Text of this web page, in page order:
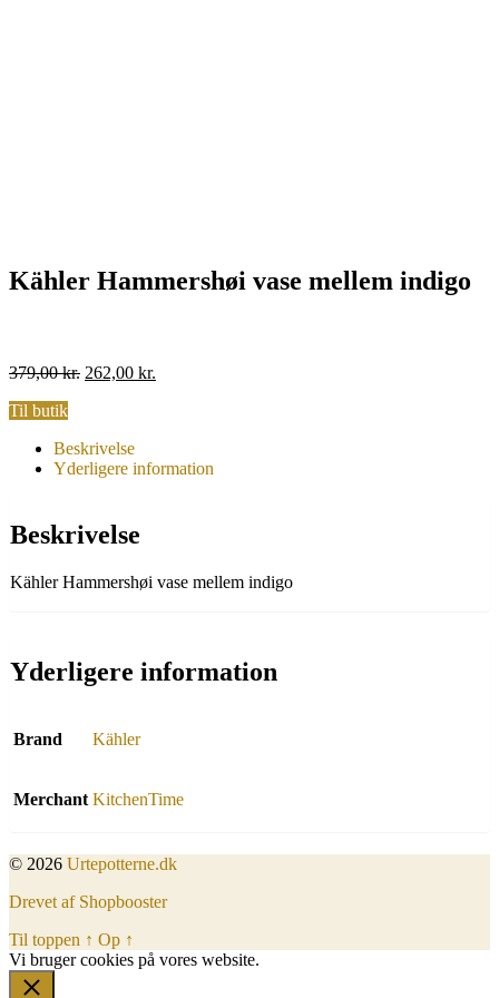
Kähler Hammershøi vase mellem indigo
379,00kr. Original
262,00 kr.
Til butik
Beskrivelse
Yderligere information
Beskrivelse
Kähler Hammershøi vase mellem indigo
Yderligere information
Brand Kähler
Merchant KitchenTime
© 2026 Urtepotterne.dk
Drevet af Shopbooster
Til toppen ↑ Op ↑
Vi bruger cookies på vores website.